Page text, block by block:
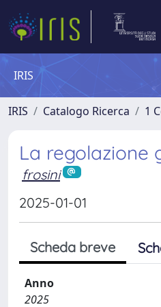
IRIS
IRIS Catalogo Ricerca 1
La regolazione
frosini
2025-01-01
Scheda breve
Anno
2025